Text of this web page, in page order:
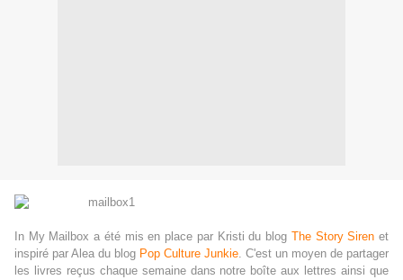
In My Mailbox a été mis en place par Kristi du blog The Story Siren et
inspiré par Alea du blog Pop Culture Junkie. C'est un moyen de partager
les livres reçus chaque semaine dans notre boîte aux lettres ainsi que